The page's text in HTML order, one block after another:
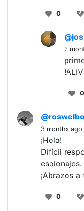
0
3
0
3 months ago
¡Hola!
Difícil
espionajes.
¡Abrazos a
0